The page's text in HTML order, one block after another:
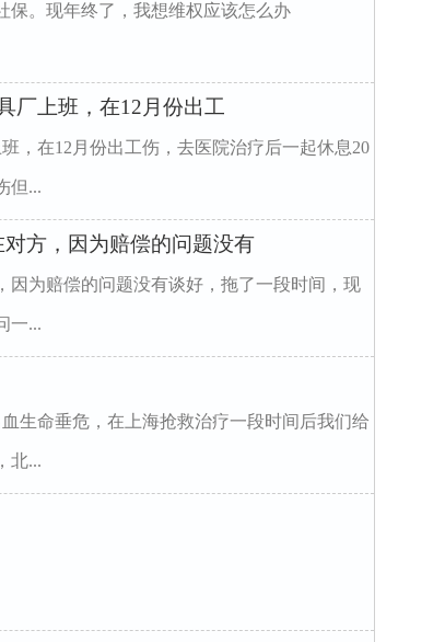
保。现年终了，我想维权应该怎么办
厂上班，在12月份出工
，在12月份出工伤，去医院治疗后一起休息20
但...
方，因为赔偿的问题没有
为赔偿的问题没有谈好，拖了一段时间，现
一...
生命垂危，在上海抢救治疗一段时间后我们给
北...